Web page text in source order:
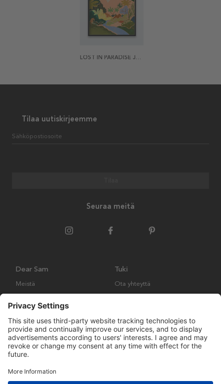
LOST IN PARADISE JULISTE
Tilaa uutiskirjeemme
Sähköpostiosoite
Seuraa meitä
Dear Sam
Meistä
Tuki
Ota yhteyttä
Palautukset ja vaatimukset